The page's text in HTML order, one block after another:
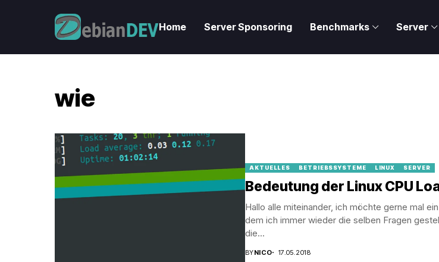
Home Server Sponsoring Benchmarks Server
wie
AKTUELLES BETRIEBSSYSTEME LINUX SERVER
Bedeutung der Linux CPU
Hallo alle miteinander, ich möchte gerne mal
dem ich immer wieder die selben Fragen
die...
BYNICO 17.05.2018